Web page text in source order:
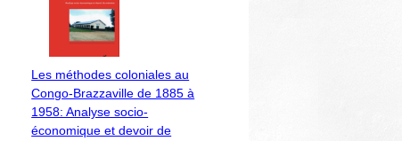
Les méthodes coloniales au
Congo-Brazzaville de 1885 à
1958: Analyse socio-
économique et devoir de